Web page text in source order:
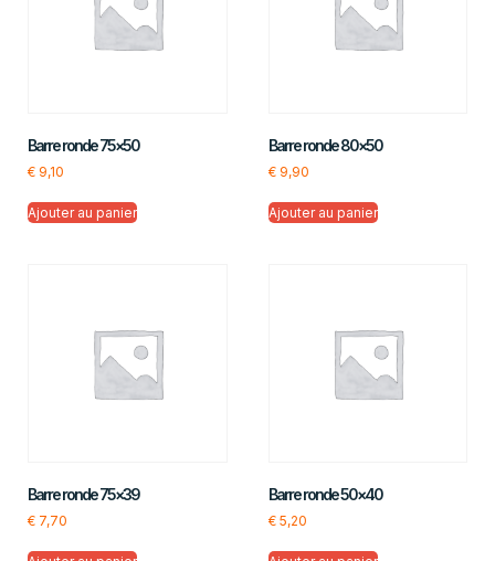
Barre ronde 75×50
€ 9,10
Ajouter au panier
Barre ronde 80×50
€9,90
Ajouter au panier
Barre ronde 75×39
€ 7,70
Barre ronde 50×40
€5,20